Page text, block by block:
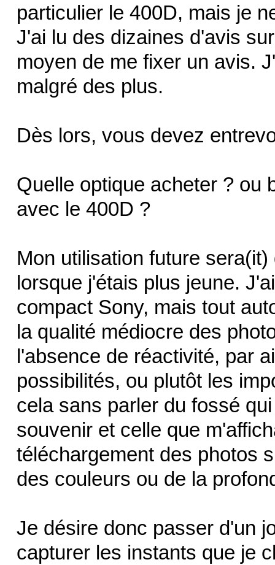
particulier le 400D, mais je
J'ai lu des dizaines d'avis
moyen de me fixer un avis.
malgré des plus.
Dès lors, vous devez
Quelle optique acheter ? ou
avec le 400D ?
Mon utilisation future
lorsque j'étais plus jeune.
compact Sony, mais tout
la qualité médiocre des
l'absence de réactivité, par
possibilités, ou plutôt les
cela sans parler du fossé
souvenir et celle que
téléchargement des photos
des couleurs ou de la
Je désire donc passer d'un
capturer les instants que je